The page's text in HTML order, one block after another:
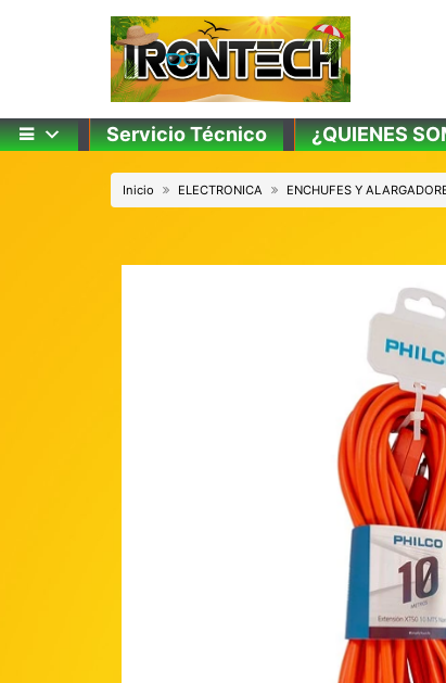
Servicio Técnico ¿QUIENES
Inicio ELECTRONICA ENCHUFES Y